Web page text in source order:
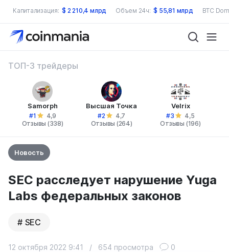
Капитализация: $ 2 210,4 млрд Объем 24ч: $ 55,81 млрд BTC
ТОП-3 трейдеры
Samorph
#1
4,9
Отзывы (338)
Высшая Точка
#2
4,7
Отзывы (264)
Velrix
#3
4,5
Отзывы (196)
Новость
SEC расследует нарушение Yuga
Labs федеральных законов
SEC
12 октября 2022 9:41 / 654 просмотра 0